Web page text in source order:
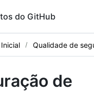
do GitHub
Qualidade de
de